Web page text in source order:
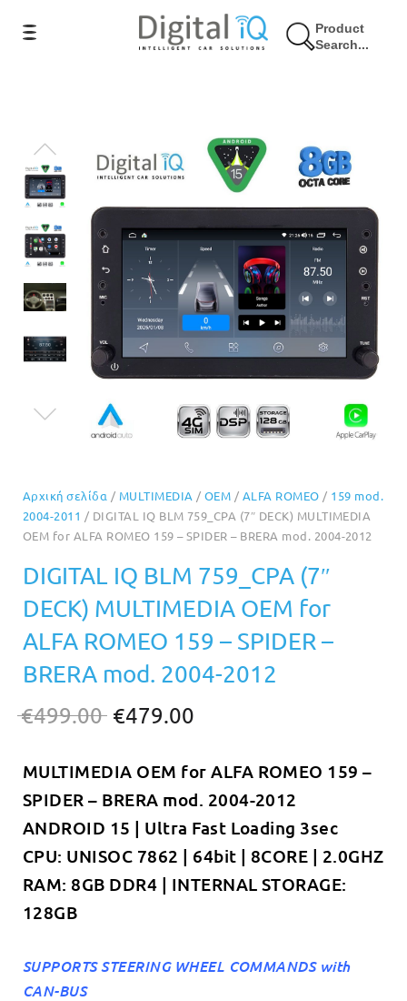
Product
Search...
4% Έκπτωση
Αρχική σελίδα / MULTIMEDIA / OEM / ALFA ROMEO / 159 mod.
2004-2011 / DIGITAL IQ BLM 759_CPA (7″ DECK) MULTIMEDIA
OEM for ALFA ROMEO 159 – SPIDER – BRERA mod. 2004-2012
DIGITAL IQ BLM 759_CPA (7″
DECK) MULTIMEDIA OEM for
ALFA ROMEO 159 – SPIDER –
BRERA mod. 2004-2012
€499.00 Original
was:
€499.00.
€479.00
τιμή
είναι:
€479.00.
MULTIMEDIA OEM for ALFA ROMEO 159 –
SPIDER – BRERA mod. 2004-2012
ANDROID 15 | Ultra Fast Loading 3sec
CPU: UNISOC 7862 | 64bit | 8CORE | 2.0GHZ
RAM: 8GB DDR4 | INTERNAL STORAGE:
128GB
SUPPORTS STEERING WHEEL COMMANDS with
CAN-BUS